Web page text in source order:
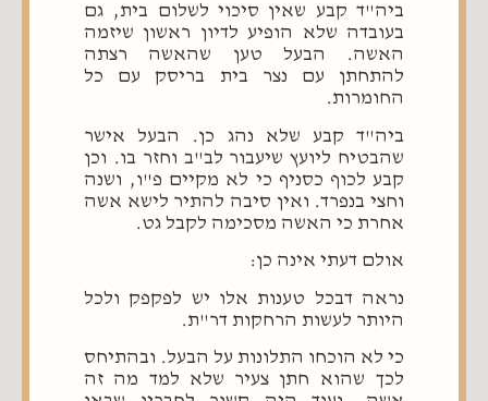
ביה"ד קבע שאין סיכוי לשלום בית, גם
בעובדה שלא הופיע לדיון ראשון שיזמה
האשה. הבעל טען שהאשה רצתה
להתחתן עם נצר בית בריסק עם כל
החומרות.
ביה"ד קבע שלא נהג כן. הבעל אישר
שהבטיח ליועץ שיעבור לב"ב וחזר בו. וכן
קבע לכוף כסניף כי לא מקיים פ"ו, ושנה
וחצי בנפרד. ואין סיבה להתיר לישא אשה
אחרת כי האשה מסכימה לקבל גט.
אולם דעתי אינה כן:
נראה דבכל טענות אלו יש לפקפק ולכל
היותר לעשות הרחקות דר"ת.
כי לא הוכחו התלונות על הבעל. ובהתיחס
לכך שהוא חתן צעיר שלא למד מה זה